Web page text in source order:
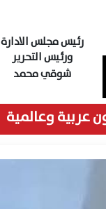
رئيس مجلس الادارة
ورئيس التحرير
شوقي محمد
عربية وعالمية